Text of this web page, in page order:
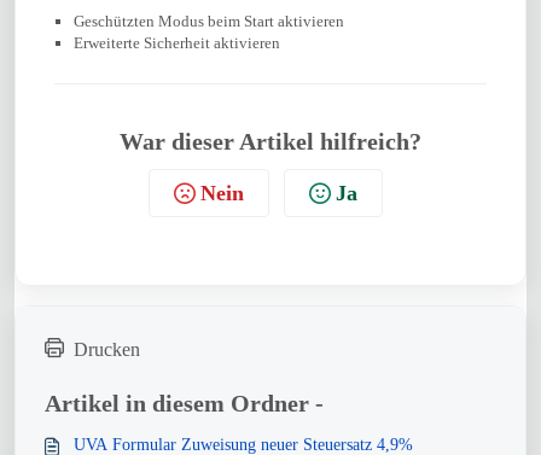
Geschützten Modus beim Start aktivieren
Erweiterte Sicherheit aktivieren
War dieser Artikel hilfreich?
Nein Ja
Drucken
Artikel in diesem Ordner -
UVA Formular Zuweisung neuer Steuersatz 4,9%